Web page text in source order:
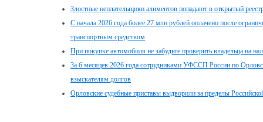
Злостные неплательщики алиментов попадают в открытый
С начала 2026 года более 27 млн рублей оплачено после
транспортным средством
При покупке автомобиля не забудьте проверить владельца на
За 6 месяцев 2026 года сотрудниками УФССП России по
взыскателям долгов
Орловские судебные приставы выдворили за пределы